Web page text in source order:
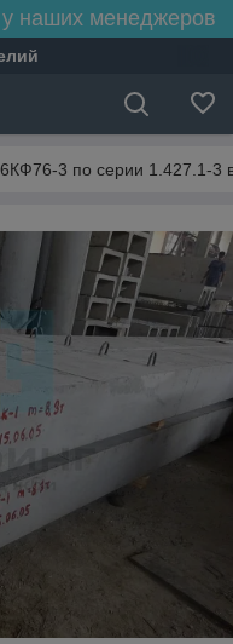
наших менеджеров
3 по серии 1.427.1-3